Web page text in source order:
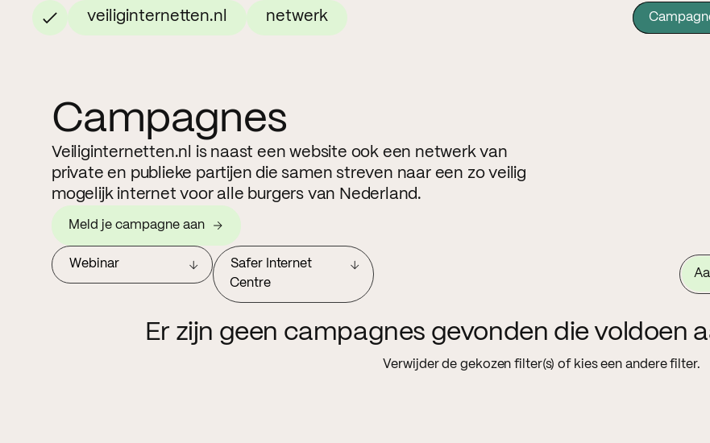
veiliginternetten.nl netwerk
Campagnes
Veiliginternetten.nl is naast een website ook een netwerk van
private en publieke partijen die samen streven naar een zo veilig
mogelijk internet voor alle burgers van Nederland.
Meld je campagne aan
Webinar
Safer Internet
Centre
Er zijn geen campagnes gevonden die voldoen
Verwijder de gekozen filter(s) of kies een andere filter.